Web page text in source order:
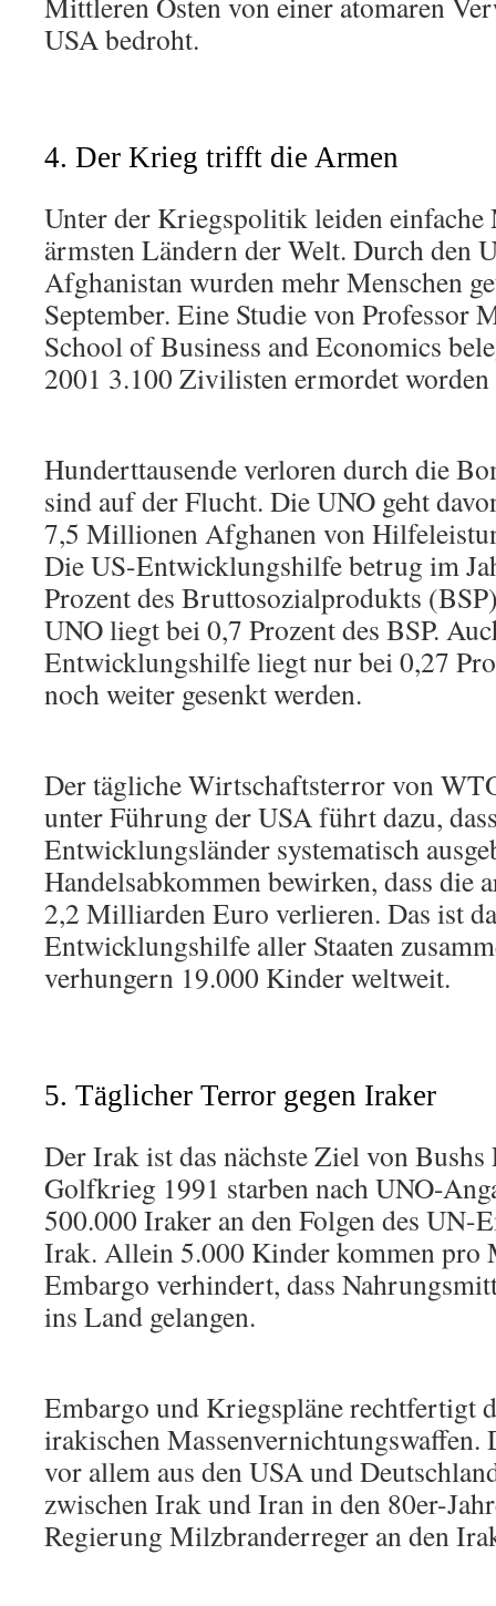
USA bedroht.
4. Der Krieg trifft die Armen
Unter der Kriegspolitik leiden einfache
ärmsten Ländern der Welt. Durch den
Afghanistan wurden mehr Menschen
September. Eine Studie von Professor
School of Business and Economics
2001 3.100 Zivilisten ermordet
Hunderttausende verloren durch die
sind auf der Flucht. Die UNO geht
7,5 Millionen Afghanen von
Die US-Entwicklungshilfe betrug im
Prozent des Bruttosozialprodukts
UNO liegt bei 0,7 Prozent des BSP.
Entwicklungshilfe liegt nur bei 0,27
noch weiter gesenkt werden.
Der tägliche Wirtschaftsterror von
unter Führung der USA führt dazu,
Entwicklungsländer systematisch
Handelsabkommen bewirken, dass die
2,2 Milliarden Euro verlieren. Das ist
Entwicklungshilfe aller Staaten
verhungern 19.000 Kinder weltweit.
5. Täglicher Terror gegen Iraker
Der Irak ist das nächste Ziel von Bushs
Golfkrieg 1991 starben nach UNO-
500.000 Iraker an den Folgen des UN-
Irak. Allein 5.000 Kinder kommen pro
Embargo verhindert, dass
ins Land gelangen.
Embargo und Kriegspläne rechtfertigt
irakischen Massenvernichtungswaffen.
vor allem aus den USA und
zwischen Irak und Iran in den 80er-
Regierung Milzbranderreger an den